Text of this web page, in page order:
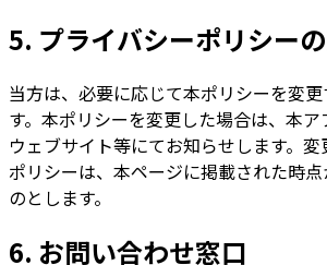
5. プライバシーポリシー
当方は、必要に応じて本ポリシーを変
す。本ポリシーを変更した場合は、本
ウェブサイト等にてお知らせします。
ポリシーは、本ページに掲載された時
のとします。
6. お問い合わせ窓口